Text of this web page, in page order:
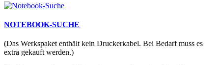
NOTEBOOK-SUCHE
(Das Werkspaket enthält kein Druckerkabel. Bei Bedarf muss es
extra gekauft werden.)